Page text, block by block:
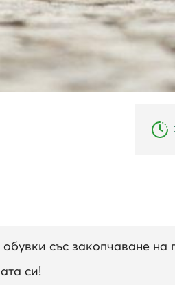
със закопчаване на
си!